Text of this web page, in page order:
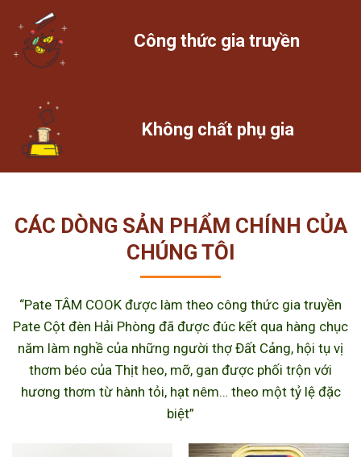
Công thức gia truyền
Không chất phụ gia
CÁC DÒNG SẢN PHẨM CHÍNH CỦA
CHÚNG TÔI
“Pate TÂM COOK được làm theo công thức gia truyền
Pate Cột đèn Hải Phòng đã được đúc kết qua hàng chục
năm làm nghề của những người thợ Đất Cảng, hội tụ vị
thơm béo của Thịt heo, mỡ, gan được phối trộn với
hương thơm từ hành tỏi, hạt nêm… theo một tỷ lệ đặc
biệt”